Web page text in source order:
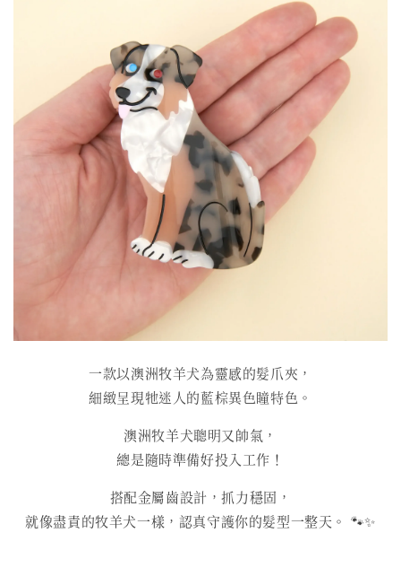
一款以澳洲牧羊犬為靈感的髮爪夾，
細緻呈現牠迷人的藍棕異色瞳特色。
澳洲牧羊犬聰明又帥氣，
總是隨時準備好投入工作！
搭配金屬齒設計，抓力穩固，
就像盡責的牧羊犬一樣，認真守護你的髮型一整天。 🐾✨